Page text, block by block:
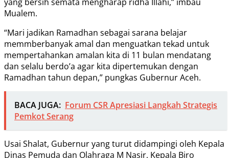
Mualem.
“Mari jadikan Ramadhan sebagai sarana belajar
memmberbanyak amal dan menguatkan tekad untuk
mempertahankan amalan kita di 11 bulan mendatang
dan selalu berdo’a agar kita dipertemukan dengan
Ramadhan tahun depan,” pungkas Gubernur Aceh.
BACA JUGA: Forum CSR Apresiasi Langkah Strategis
Pemkot Serang
Usai Shalat, Gubernur yang turut didampingi oleh Kepala
Dinas Pemuda dan Olahraga M Nasir, Kepala Biro